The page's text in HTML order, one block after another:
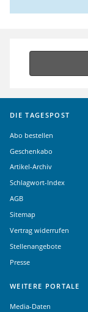
DIE TAGESPOST
Abo bestellen
Geschenkabo
Artikel-Archiv
Schlagwort-Index
AGB
Sitemap
Vertrag widerrufen
Stellenangebote
Presse
WEITERE PORTALE
Media-Daten